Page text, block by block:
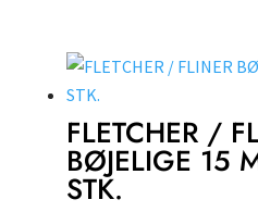
FLETCHER /
BØJELIGE 15
STK.